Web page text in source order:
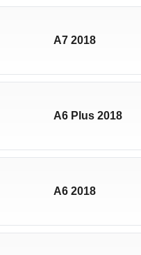
A7 2018
A6 Plus 2018
A6 2018